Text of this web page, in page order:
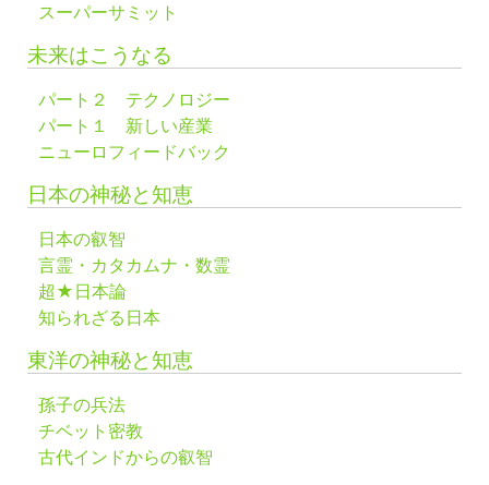
スーパーサミット
未来はこうなる
パート２ テクノロジー
パート１ 新しい産業
ニューロフィードバック
日本の神秘と知恵
日本の叡智
言霊・カタカムナ・数霊
超★日本論
知られざる日本
東洋の神秘と知恵
孫子の兵法
チベット密教
古代インドからの叡智